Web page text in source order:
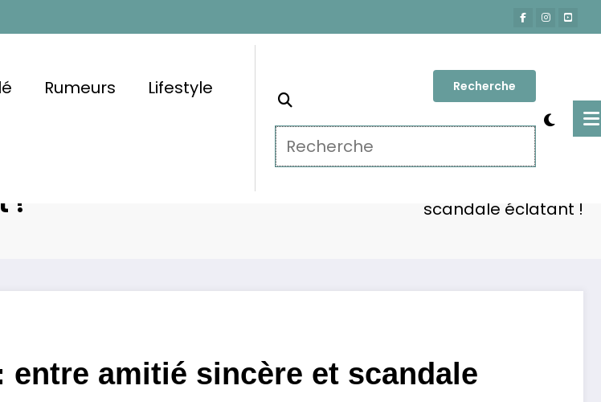
Rumeurs Lifestyle
!
Accueil
Lifestyle
Christophe Willem et Slimane : entre amitié sincère et
scandale éclatant !
amitié sincère et scandale